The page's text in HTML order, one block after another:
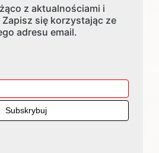
z aktualnościami i
Zapisz się korzystając ze
adresu email.